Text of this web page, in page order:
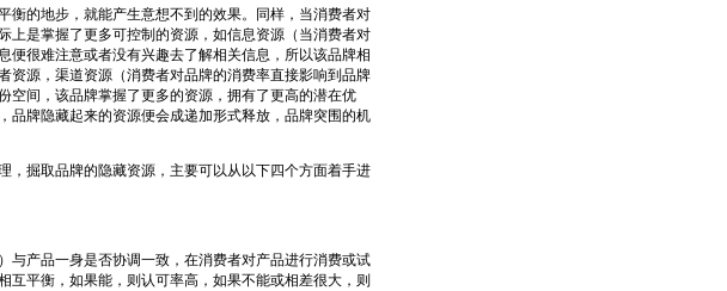
的地步，就能产生意想不到的效果。同样，当消费者对
上是掌握了更多可控制的资源，如信息资源（当消费者对
便很难注意或者没有兴趣去了解相关信息，所以该品牌相
资源，渠道资源（消费者对品牌的消费率直接影响到品牌
空间，该品牌掌握了更多的资源，拥有了更高的潜在优
品牌隐藏起来的资源便会成递加形式释放，品牌突围的机
掘取品牌的隐藏资源，主要可以从以下四个方面着手进
产品一身是否协调一致，在消费者对产品进行消费或试
互平衡，如果能，则认可率高，如果不能或相差很大，则